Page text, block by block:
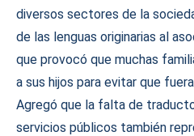
diversos sectores de la
de las lenguas originarias al
que provocó que muchas
a sus hijos para evitar que
Agregó que la falta de
servicios públicos también